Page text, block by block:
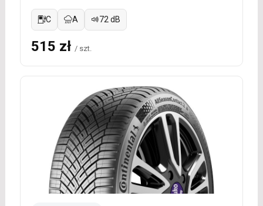
C A 72 dB
515 zł / szt.